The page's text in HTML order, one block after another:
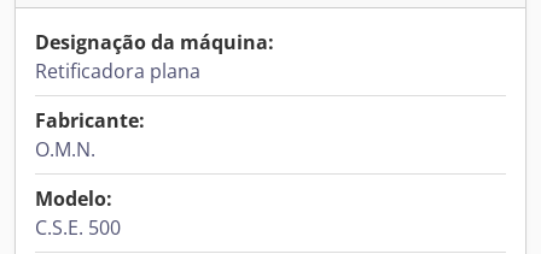
Designação da máquina:
Retificadora plana
Fabricante:
O.M.N.
Modelo:
C.S.E. 500